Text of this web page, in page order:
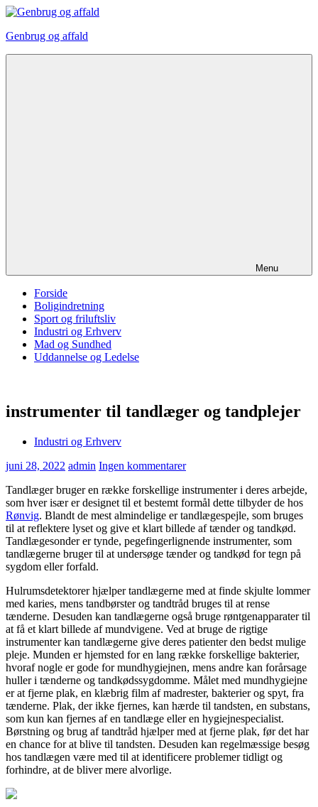
Videre
indhold
Genbrug og affald
Menu
Forside
Boligindretning
Sport og friluftsliv
Industri og Erhverv
Mad og Sundhed
Uddannelse og Ledelse
instrumenter til tandlæger og tandplejer
Industri og Erhverv
juni 28, 2022 admin Ingen kommentarer
Tandlæger bruger en række forskellige instrumenter i deres arbejde,
som hver især er designet til et bestemt formål dette tilbyder de hos
Rønvig. Blandt de mest almindelige er tandlægespejle, som bruges
til at reflektere lyset og give et klart billede af tænder og tandkød.
Tandlægesonder er tynde, pegefingerlignende instrumenter, som
tandlægerne bruger til at undersøge tænder og tandkød for tegn på
sygdom eller forfald.
Hulrumsdetektorer hjælper tandlægerne med at finde skjulte lommer
med karies, mens tandbørster og tandtråd bruges til at rense
tænderne. Desuden kan tandlægerne også bruge røntgenapparater til
at få et klart billede af mundvigene. Ved at bruge de rigtige
instrumenter kan tandlægerne give deres patienter den bedst mulige
pleje. Munden er hjemsted for en lang række forskellige bakterier,
hvoraf nogle er gode for mundhygiejnen, mens andre kan forårsage
huller i tænderne og tandkødssygdomme. Målet med mundhygiejne
er at fjerne plak, en klæbrig film af madrester, bakterier og spyt, fra
tænderne. Plak, der ikke fjernes, kan hærde til tandsten, en substans,
som kun kan fjernes af en tandlæge eller en hygiejnespecialist.
Børstning og brug af tandtråd hjælper med at fjerne plak, før det har
en chance for at blive til tandsten. Desuden kan regelmæssige besøg
hos tandlægen være med til at identificere problemer tidligt og
forhindre, at de bliver mere alvorlige.